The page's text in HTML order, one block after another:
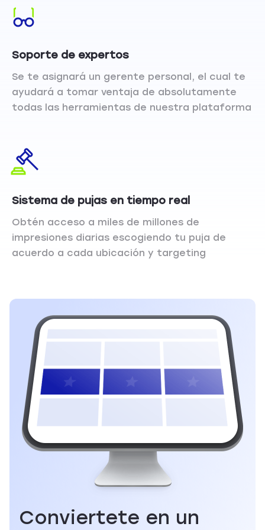
Soporte de expertos
Se te asignará un gerente personal, el cual te
ayudará a tomar ventaja de absolutamente
todas las herramientas de nuestra plataforma
Sistema de pujas en tiempo real
Obtén acceso a miles de millones de
impresiones diarias escogiendo tu puja de
acuerdo a cada ubicación y targeting
Conviertete en un